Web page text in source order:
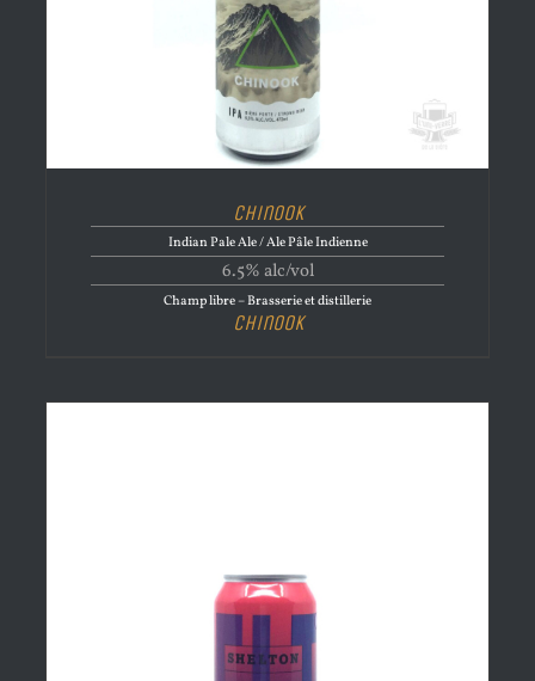
Chinook
Indian Pale Ale / Ale Pâle Indienne
6.5% alc/vol
Champ libre – Brasserie et distillerie
Chinook